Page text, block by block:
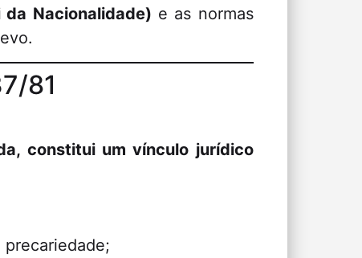
Nacionalidade) e as normas
81
constitui um vínculo jurídico